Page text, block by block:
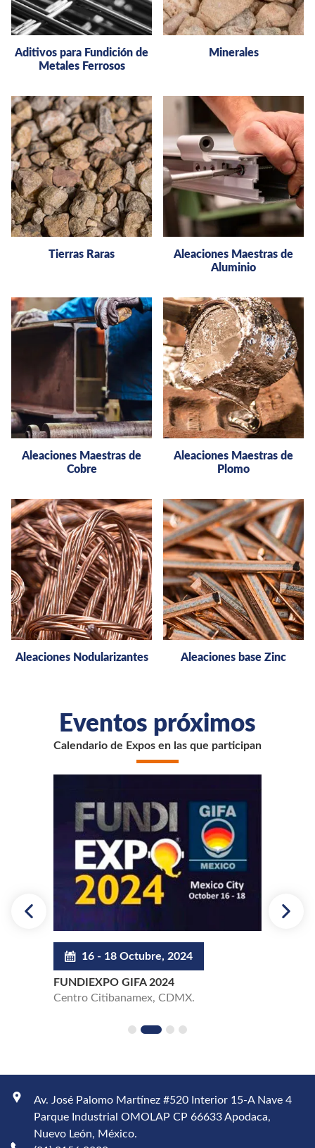
Aditivos para Fundición de
Metales Ferrosos
Minerales
Tierras Raras
Aleaciones Maestras de
Aluminio
Aleaciones Maestras de
Cobre
Aleaciones Maestras de
Plomo
Aleaciones Nodularizantes Aleaciones base Zinc
Eventos próximos
Calendario de Expos en las que participan
24 - 26 Marzo, 2025
EXPO ACERO 2025
CINTERMEX, Monterrey, N.L.
Av. José Palomo Martínez #520 Interior 15-A Nave 4
Parque Industrial OMOLAP CP 66633 Apodaca,
Nuevo León, México.